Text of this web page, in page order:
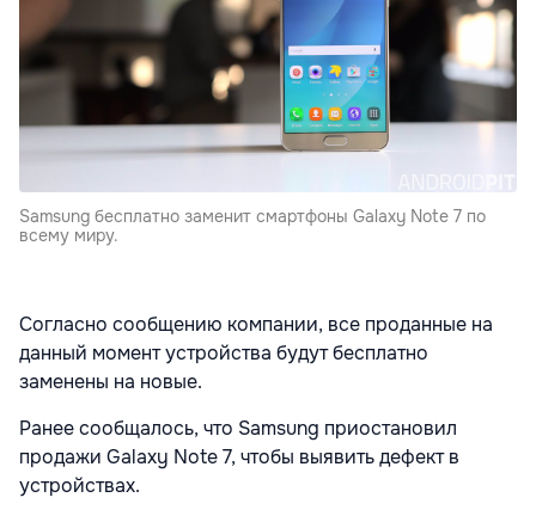
Samsung бесплатно заменит смартфоны Galaxy Note 7 по
всему миру.
Согласно сообщению компании, все проданные на
данный момент устройства будут бесплатно
заменены на новые.
Ранее сообщалось, что Samsung приостановил
продажи Galaxy Note 7, чтобы выявить дефект в
устройствах.